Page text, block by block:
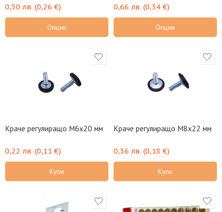
0,50 лв. (0,26 €)
Опции
0,66 лв. (0,34 €)
Опции
Краче регулиращо М6х20 мм
0,22 лв. (0,11 €)
Купи
Краче регулиращо М8х22 мм
0,36 лв. (0,18 €)
Купи